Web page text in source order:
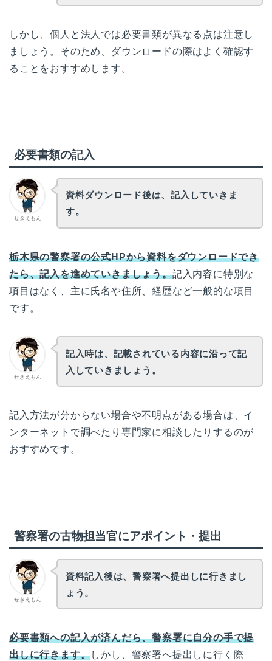
しかし、個人と法人では必要書類が異なる点は注意し
ましょう。そのため、ダウンロードの際はよく確認す
ることをおすすめします。
必要書類の記入
せきえもん
資料ダウンロード後は、記入していきま
す。
栃木県の警察署の公式HPから資料をダウンロードでき
たら、記入を進めていきましょう。記入内容に特別な
項目はなく、主に氏名や住所、経歴など一般的な項目
です。
せきえもん
記入時は、記載されている内容に沿って記
入していきましょう。
記入方法が分からない場合や不明点がある場合は、イ
ンターネットで調べたり専門家に相談したりするのが
おすすめです。
警察署の古物担当官にアポイント・提出
せきえもん
資料記入後は、警察署へ提出しに行きまし
ょう。
必要書類への記入が済んだら、警察署に自分の手で提
出しに行きます。しかし、警察署へ提出しに行く際